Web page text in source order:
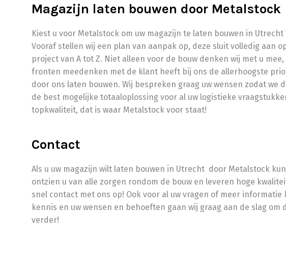
Magazijn laten bouwen door Metalstock
Kiest u voor Metalstock om uw magazijn te laten bouwen in
Vooraf stellen wij een plan van aanpak op, deze sluit volledig aan
project van A tot Z. Niet alleen voor de bouw denken wij met u
fronten meedenken met de klant heeft bij ons de allerhoogste
door ons laten bouwen. Wij bespreken graag uw wensen zodat
de best mogelijke totaaloplossing voor al uw logistieke
topkwaliteit, dat is waar Metalstock voor staat!
Contact
Als u uw magazijn wilt laten bouwen in Utrecht door Metalstock
ontzien u van alle zorgen rondom de bouw en leveren hoge
snel contact met ons op! Ook voor al uw vragen of meer informatie
kennis en uw wensen en behoeften gaan wij graag aan de slag
verder!